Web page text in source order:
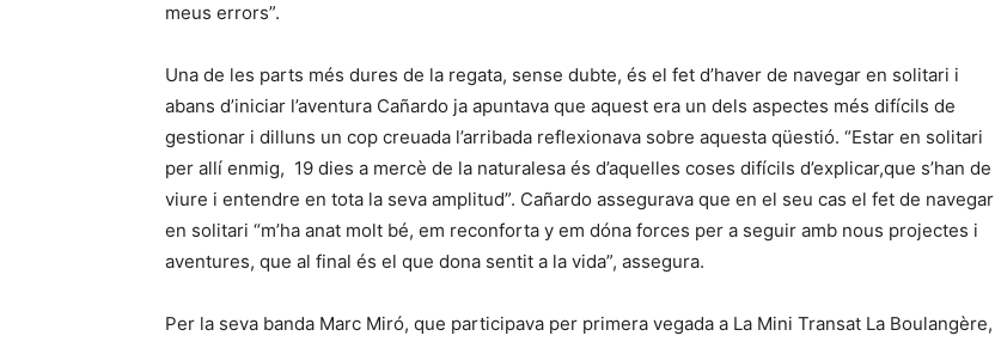
meus errors”.
Una de les parts més dures de la regata, sense dubte, és el fet d’haver de navegar en solitari i
abans d’iniciar l’aventura Cañardo ja apuntava que aquest era un dels aspectes més difícils de
gestionar i dilluns un cop creuada l’arribada reflexionava sobre aquesta qüestió. “Estar en solitari
per allí enmig, 19 dies a mercè de la naturalesa és d’aquelles coses difícils d’explicar,que s’han de
viure i entendre en tota la seva amplitud”. Cañardo assegurava que en el seu cas el fet de navegar
en solitari “m’ha anat molt bé, em reconforta y em dóna forces per a seguir amb nous projectes i
aventures, que al final és el que dona sentit a la vida”, assegura.
Per la seva banda Marc Miró, que participava per primera vegada a La Mini Transat La Boulangère,